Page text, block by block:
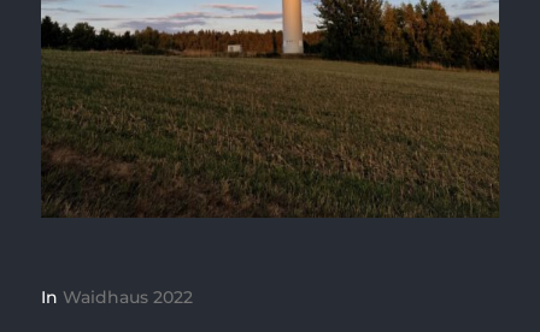
In Waidhaus 2022